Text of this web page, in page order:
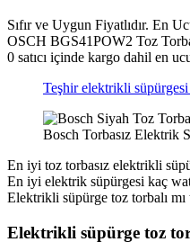
Sıfır ve Uygun Fiyatlıdır. En
OSCH BGS41POW2 Toz
0 satıcı içinde kargo dahil en
Teşhir elektrikli
Bosch Torbasız Elektrik
En iyi toz torbasız elektrikli
En iyi elektrik süpürgesi kaç
Elektrikli süpürge toz torbalı mı
Elektrikli süpürge toz